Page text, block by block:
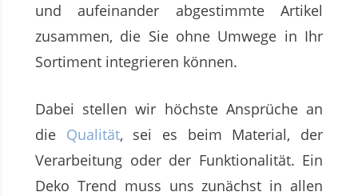
und aufeinander abgestimmte Artikel
zusammen, die Sie ohne Umwege in Ihr
Sortiment integrieren können.
Dabei stellen wir höchste Ansprüche an
die Qualität, sei es beim Material, der
Verarbeitung oder der Funktionalität. Ein
Deko Trend muss uns zunächst in allen